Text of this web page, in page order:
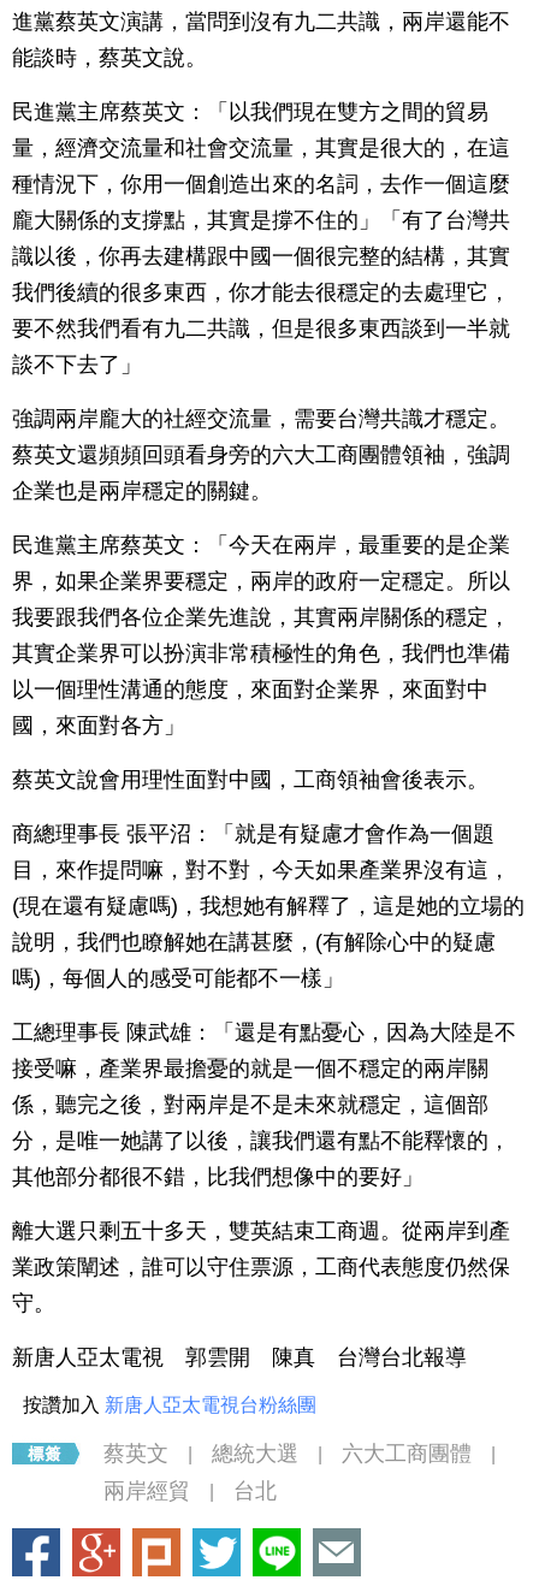
進黨蔡英文演講，當問到沒有九二共識，兩岸還能不
能談時，蔡英文說。
民進黨主席蔡英文：「以我們現在雙方之間的貿易
量，經濟交流量和社會交流量，其實是很大的，在這
種情況下，你用一個創造出來的名詞，去作一個這麼
龐大關係的支撐點，其實是撐不住的」「有了台灣共
識以後，你再去建構跟中國一個很完整的結構，其實
我們後續的很多東西，你才能去很穩定的去處理它，
要不然我們看有九二共識，但是很多東西談到一半就
談不下去了」
強調兩岸龐大的社經交流量，需要台灣共識才穩定。
蔡英文還頻頻回頭看身旁的六大工商團體領袖，強調
企業也是兩岸穩定的關鍵。
民進黨主席蔡英文：「今天在兩岸，最重要的是企業
界，如果企業界要穩定，兩岸的政府一定穩定。所以
我要跟我們各位企業先進說，其實兩岸關係的穩定，
其實企業界可以扮演非常積極性的角色，我們也準備
以一個理性溝通的態度，來面對企業界，來面對中
國，來面對各方」
蔡英文說會用理性面對中國，工商領袖會後表示。
商總理事長 張平沼：「就是有疑慮才會作為一個題
目，來作提問嘛，對不對，今天如果產業界沒有這，
(現在還有疑慮嗎)，我想她有解釋了，這是她的立場的
說明，我們也瞭解她在講甚麼，(有解除心中的疑慮
嗎)，每個人的感受可能都不一樣」
工總理事長 陳武雄：「還是有點憂心，因為大陸是不
接受嘛，產業界最擔憂的就是一個不穩定的兩岸關
係，聽完之後，對兩岸是不是未來就穩定，這個部
分，是唯一她講了以後，讓我們還有點不能釋懷的，
其他部分都很不錯，比我們想像中的要好」
離大選只剩五十多天，雙英結束工商週。從兩岸到產
業政策闡述，誰可以守住票源，工商代表態度仍然保
守。
新唐人亞太電視 郭雲開 陳真 台灣台北報導
按讚加入 新唐人亞太電視台粉絲團
蔡英文 總統大選 六大工商團體
兩岸經貿 台北